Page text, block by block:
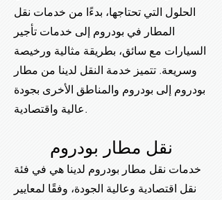
الحلول التي تحتاجها، بدءًا من خدمات نقل
المطار في بودروم إلى خدمات تأجير
السيارات مع سائق، بطريقة مثالية ورخيصة
وسريعة. تتميز خدمة النقل لدينا من مطار
بودروم إلى بودروم والمناطق الأخرى بجودة
عالية واقتصادية.
نقل مطار بودروم
خدمات نقل مطار بودروم لدينا هي في فئة
نقل اقتصادية وعالية الجودة، وفقًا لمعايير